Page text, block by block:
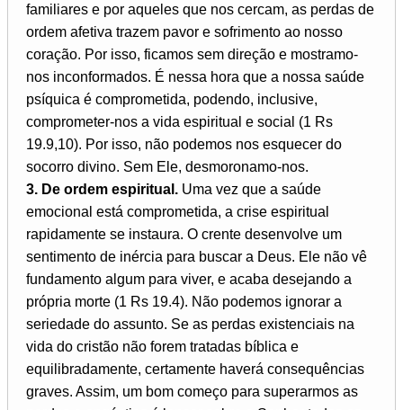
familiares e por aqueles que nos cercam, as perdas de
ordem afetiva trazem pavor e sofrimento ao nosso
coração. Por isso, ficamos sem direção e mostramo-
nos inconformados. É nessa hora que a nossa saúde
psíquica é comprometida, podendo, inclusive,
comprometer-nos a vida espiritual e social (1 Rs
19.9,10). Por isso, não podemos nos esquecer do
socorro divino. Sem Ele, desmoronamo-nos.
3. De ordem espiritual. Uma vez que a saúde
emocional está comprometida, a crise espiritual
rapidamente se instaura. O crente desenvolve um
sentimento de inércia para buscar a Deus. Ele não vê
fundamento algum para viver, e acaba desejando a
própria morte (1 Rs 19.4). Não podemos ignorar a
seriedade do assunto. Se as perdas existenciais na
vida do cristão não forem tratadas bíblica e
equilibradamente, certamente haverá consequências
graves. Assim, um bom começo para superarmos as